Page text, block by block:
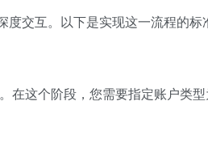
交互。以下是实现这一流程的标
在这个阶段，您需要指定账户类